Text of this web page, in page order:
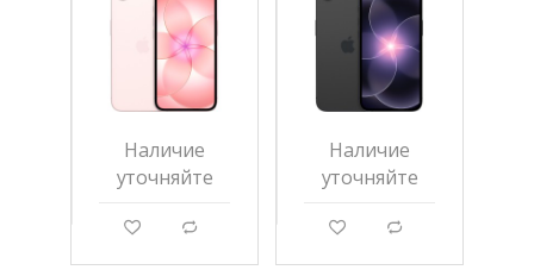
Наличие
уточняйте
g d
Наличие
уточняйте
g d